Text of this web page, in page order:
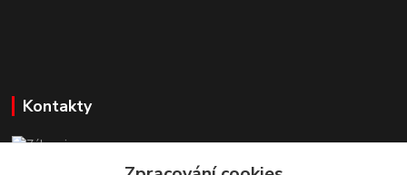
Kontakty
Zákaznická podpora StuhyLevně.cz
+420 725 618 353